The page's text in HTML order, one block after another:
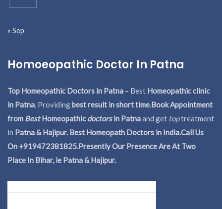
« Sep
Homoeopathic Doctor In Patna
Top Homeopathic Doctors in Patna – Best Homeopathic clinic
in Patna, Providingbest result in short time.Book Appointment
from BestHomeopathicdoctorsin Patnaand get toptreatment
in Patna & Hajipur. Best Homeopath Doctors in India.Call Us
On +919472381825.Presently Our Presence Are At Two
Place In Bihar, ie Patna & Hajipur.